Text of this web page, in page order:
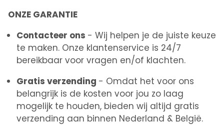
ONZE GARANTIE
Contacteer ons - Wij helpen je de juiste keuze
te maken. Onze klantenservice is 24/7
bereikbaar voor vragen en/of klachten.
Gratis verzending - Omdat het voor ons
belangrijk is de kosten voor jou zo laag
mogelijk te houden, bieden wij altijd gratis
verzending aan binnen Nederland & België.